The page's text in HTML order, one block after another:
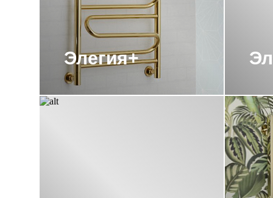
ВОДЯНЫЕ ПОЛОТЕНЦЕСУШИТЕЛИ
ВОДЯНЫЕ ПОЛОТЕНЦЕСУШИТЕЛИ
ПОЛОТЕНЦЕСУШИТЕЛИ 1800
ПОЛОТЕНЦЕСУШИТЕЛИ ВОДЯНЫЕ
ПОЛОТЕНЦЕСУШИТЕЛИ С
ПОЛОТЕНЦЕСУШИТЕЛИ СУНЕРЖА
Элегия+